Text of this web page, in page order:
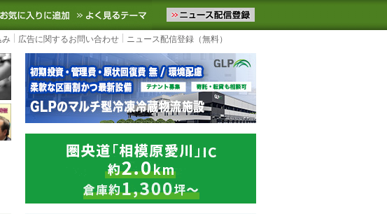
最新の物流ニュースをお届けします。物流ニュースメール配信を登録す
お気に入りに追加 よく見るテーマ
み 広告に関するお問い合わせ ニュース配信登録（無料）